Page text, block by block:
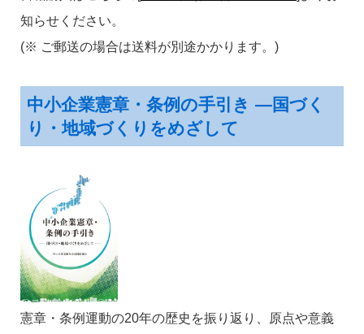
知らせください。
(※ ご郵送の場合は送料が別途かかります。)
中小企業憲章・条例の手引き ―国づく
り・地域づくりをめざして
憲章・条例運動の20年の歴史を振り返り、原点や意義